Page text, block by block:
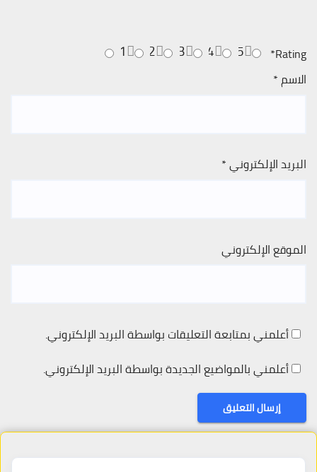
Rating
*
5
4
3
2
1
الاسم*
البريد الإلكتروني*
الموقع الإلكتروني
أعلمني بمتابعة التعليقات بواسطة البريد الإلكتروني.
أعلمني بالمواضيع الجديدة بواسطة البريد الإلكتروني.